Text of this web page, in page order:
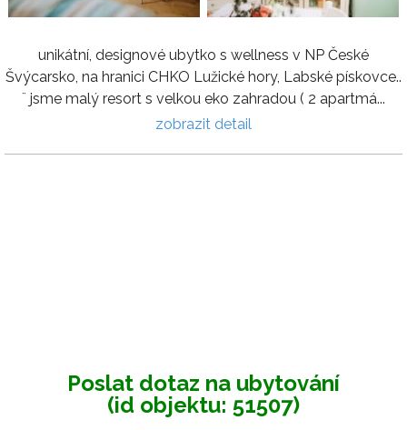
unikátní, designové ubytko s wellness v NP České
Švýcarsko, na hranici CHKO Lužické hory, Labské pískovce..
¨ jsme malý resort s velkou eko zahradou ( 2 apartmá...
zobrazit detail
Poslat dotaz na ubytování
(id objektu: 51507)